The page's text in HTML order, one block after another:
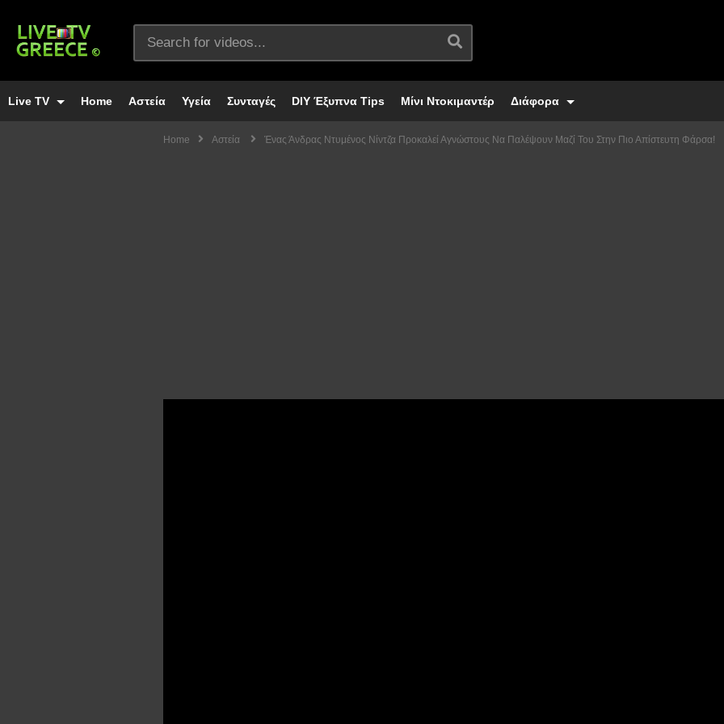
Live TV Home Αστεία Υγεία Συνταγές DIY Έξυπνα Tips Μίνι Ντοκιμαντέρ Διάφορα
Home Αστεία Ένας Άνδρας Ντυμένος Νίντζα Προκαλεί Αγνώστους Να Παλέψουν Μαζί Του Στην Πιο Απίστευτη Φάρσα!